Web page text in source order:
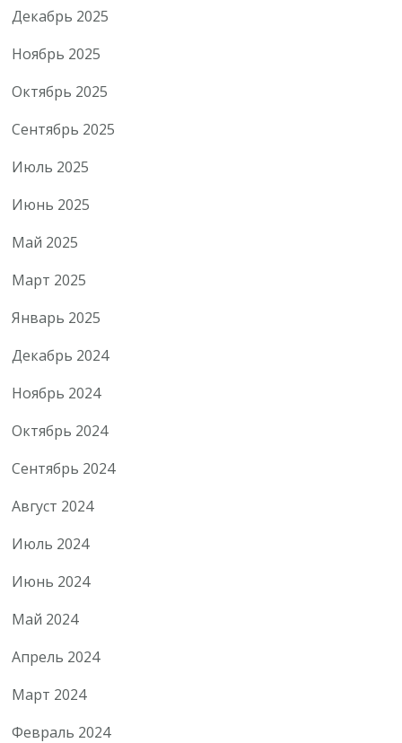
Декабрь 2025
Ноябрь 2025
Октябрь 2025
Сентябрь 2025
Июль 2025
Июнь 2025
Май 2025
Март 2025
Январь 2025
Декабрь 2024
Ноябрь 2024
Октябрь 2024
Сентябрь 2024
Август 2024
Июль 2024
Июнь 2024
Май 2024
Апрель 2024
Март 2024
Февраль 2024